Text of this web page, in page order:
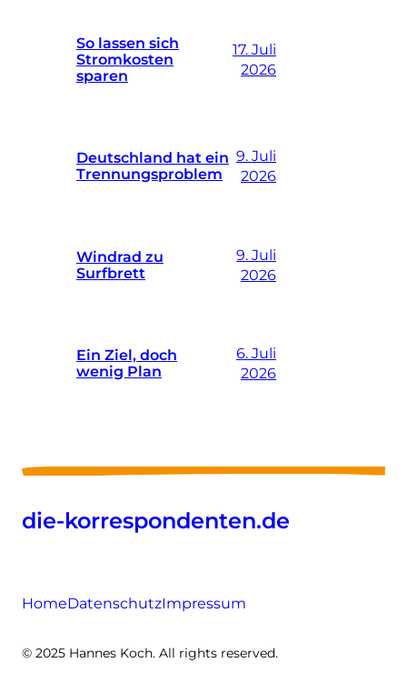
So lassen sich
Stromkosten
sparen
17. Juli
2026
Deutschland hat ein
Trennungsproblem
9. Juli
2026
Windrad zu
Surfbrett
9. Juli
2026
Ein Ziel, doch
wenig Plan
6. Juli
2026
die-korrespondenten.de
HomeDatenschutzImpressum
© 2025 Hannes Koch. All rights reserved.